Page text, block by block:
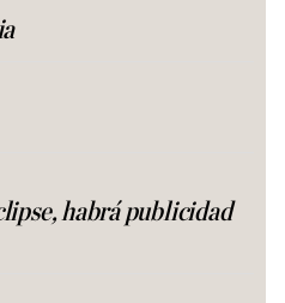
habrá publicidad